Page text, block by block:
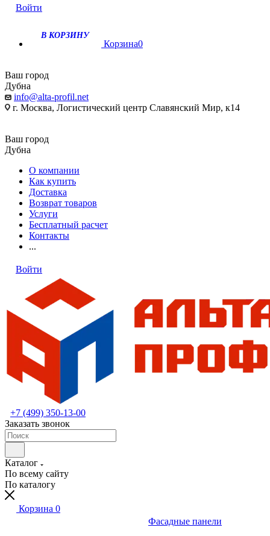
Войти
В КОРЗИНУ
Корзина0
Ваш город
Дубна
info@alta-profil.net
г. Москва, Логистический центр Славянский Мир, к14
Ваш город
Дубна
О компании
Как купить
Доставка
Возврат товаров
Услуги
Бесплатный расчет
Контакты
...
Войти
+7 (499) 350-13-00
Заказать звонок
Каталог
По всему сайту
По каталогу
Корзина 0
Фасадные панели